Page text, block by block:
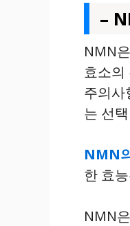
–
NMN
효소의
주의사
는 선
NMN
한 효
NMN